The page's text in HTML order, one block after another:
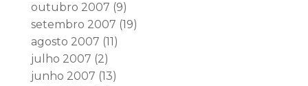
outubro 2007 (9)
setembro 2007 (19)
agosto 2007 (11)
julho 2007 (2)
junho 2007 (13)